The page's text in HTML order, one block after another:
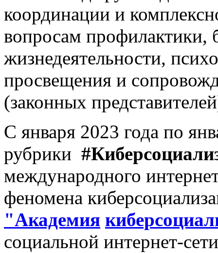
координации и
вопросам профилактики,
жизнедеятельности,
просвещения и
(законных
С января 2023 года по
рубрики
международного
феномена
"Академия
социальной интернет-